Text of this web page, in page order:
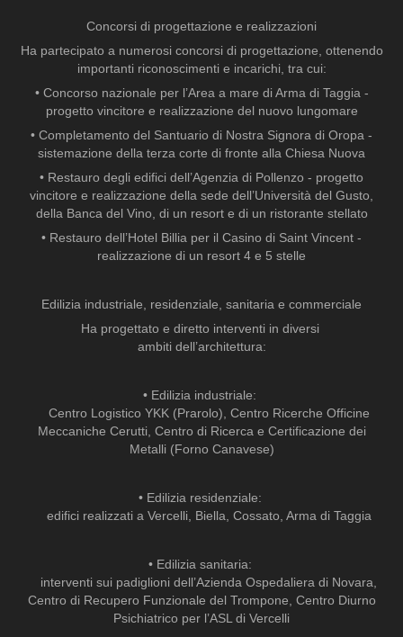
Concorsi di progettazione e realizzazioni
Ha partecipato a numerosi concorsi di progettazione, ottenendo
importanti riconoscimenti e incarichi, tra cui:
• Concorso nazionale per l’Area a mare di Arma di Taggia -
progetto vincitore e realizzazione del nuovo lungomare
• Completamento del Santuario di Nostra Signora di Oropa -
sistemazione della terza corte di fronte alla Chiesa Nuova
• Restauro degli edifici dell’Agenzia di Pollenzo - progetto
vincitore e realizzazione della sede dell’Università del Gusto,
della Banca del Vino, di un resort e di un ristorante stellato
• Restauro dell’Hotel Billia per il Casino di Saint Vincent -
realizzazione di un resort 4 e 5 stelle
Edilizia industriale, residenziale, sanitaria e commerciale
Ha progettato e diretto interventi in diversi
ambiti dell’architettura:
• Edilizia industriale:
Centro Logistico YKK (Prarolo), Centro Ricerche Officine
Meccaniche Cerutti, Centro di Ricerca e Certificazione dei
Metalli (Forno Canavese)
• Edilizia residenziale:
edifici realizzati a Vercelli, Biella, Cossato, Arma di Taggia
• Edilizia sanitaria:
interventi sui padiglioni dell’Azienda Ospedaliera di Novara,
Centro di Recupero Funzionale del Trompone, Centro Diurno
Psichiatrico per l’ASL di Vercelli